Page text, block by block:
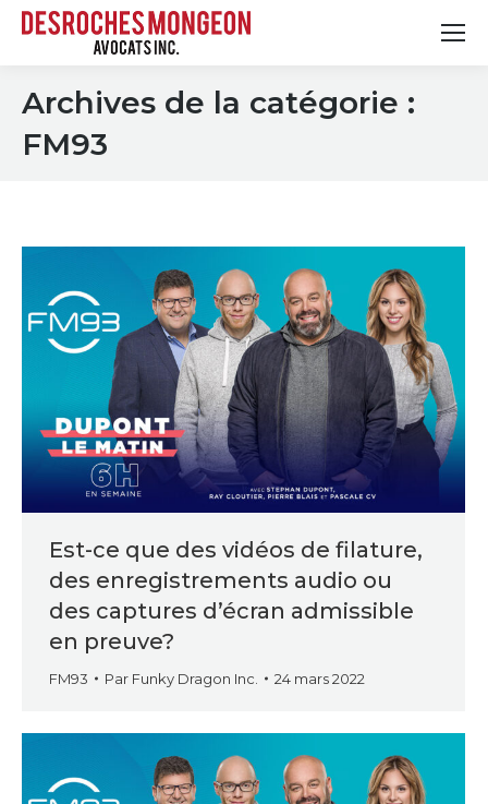
Archives de la catégorie :
FM93
Est-ce que des vidéos de filature,
des enregistrements audio ou
des captures d’écran admissible
en preuve?
FM93 Par Funky Dragon Inc. 24 mars 2022